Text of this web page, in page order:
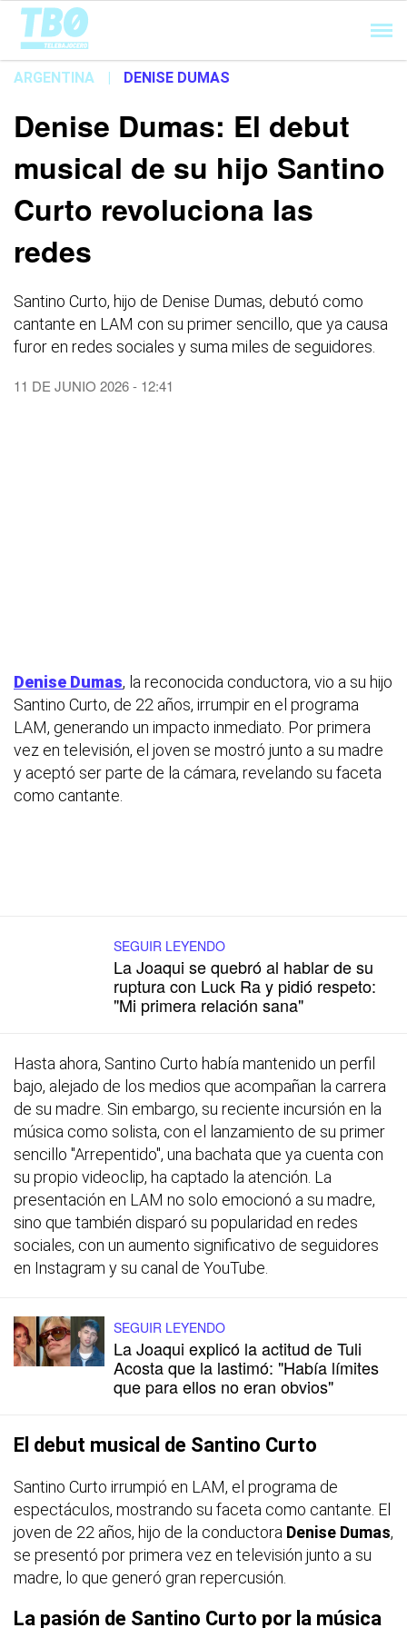
Cargando...
ARGENTINA | DENISE DUMAS
Denise Dumas: El debut
musical de su hijo Santino
Curto revoluciona las
redes
Santino Curto, hijo de Denise Dumas, debutó como
cantante en LAM con su primer sencillo, que ya causa
furor en redes sociales y suma miles de seguidores.
11 DE JUNIO 2026 - 12:41
Denise Dumas, la reconocida conductora, vio a su hijo
Santino Curto, de 22 años, irrumpir en el programa
LAM, generando un impacto inmediato. Por primera
vez en televisión, el joven se mostró junto a su madre
y aceptó ser parte de la cámara, revelando su faceta
como cantante.
SEGUIR LEYENDO
La Joaqui se quebró al hablar de su
ruptura con Luck Ra y pidió respeto:
"Mi primera relación sana"
Hasta ahora, Santino Curto había mantenido un perfil
bajo, alejado de los medios que acompañan la carrera
de su madre. Sin embargo, su reciente incursión en la
música como solista, con el lanzamiento de su primer
sencillo "Arrepentido", una bachata que ya cuenta con
su propio videoclip, ha captado la atención. La
presentación en LAM no solo emocionó a su madre,
sino que también disparó su popularidad en redes
sociales, con un aumento significativo de seguidores
en Instagram y su canal de YouTube.
SEGUIR LEYENDO
La Joaqui explicó la actitud de Tuli
Acosta que la lastimó: "Había límites
que para ellos no eran obvios"
El debut musical de Santino Curto
Santino Curto irrumpió en LAM, el programa de
espectáculos, mostrando su faceta como cantante. El
joven de 22 años, hijo de la conductora Denise Dumas,
se presentó por primera vez en televisión junto a su
madre, lo que generó gran repercusión.
La pasión de Santino Curto por la música